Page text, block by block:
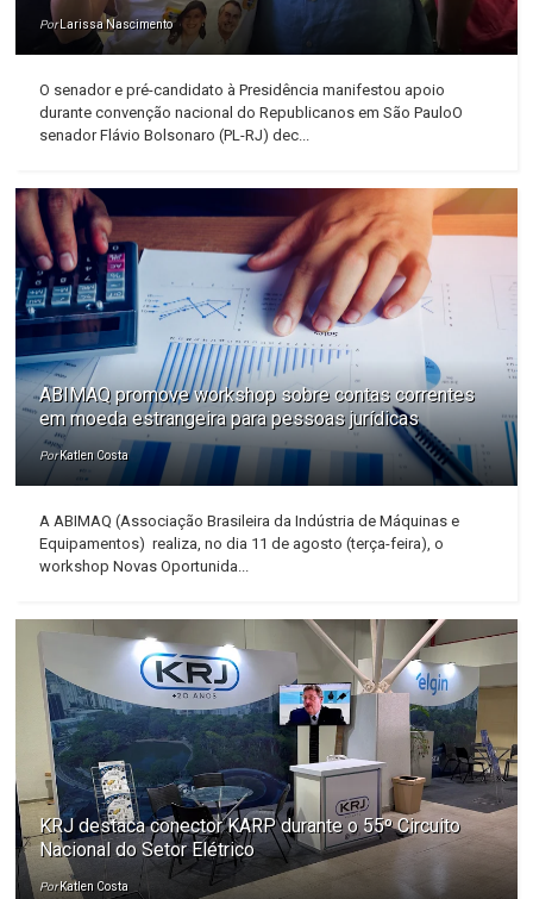
Por Larissa Nascimento
O senador e pré-candidato à Presidência manifestou apoio
durante convenção nacional do Republicanos em São PauloO
senador Flávio Bolsonaro (PL-RJ) dec...
ABIMAQ promove workshop sobre contas correntes
em moeda estrangeira para pessoas jurídicas
Por Katlen Costa
A ABIMAQ (Associação Brasileira da Indústria de Máquinas e
Equipamentos) realiza, no dia 11 de agosto (terça-feira), o
workshop Novas Oportunida...
KRJ destaca conector KARP durante o 55º Circuito
Nacional do Setor Elétrico
PorKatlen Costa